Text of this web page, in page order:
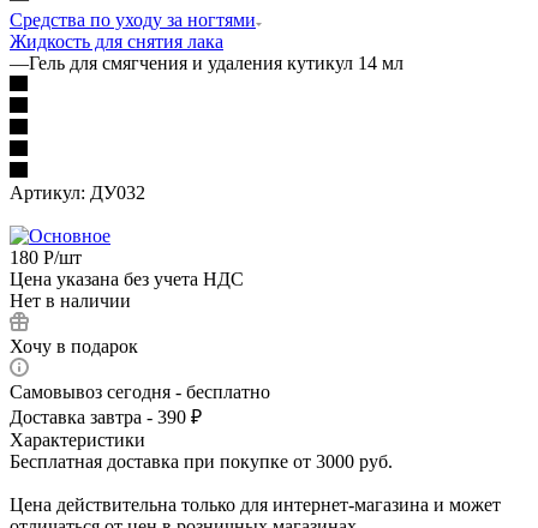
Средства по уходу за ногтями
Жидкость для снятия лака
—Гель для смягчения и удаления кутикул 14 мл
Артикул: ДУ032
180 Р/шт
Цена указана без учета НДС
Нет в наличии
Хочу в подарок
Самовывоз сегодня - бесплатно
Доставка завтра - 390 ₽
Характеристики
Бесплатная доставка при покупке от 3000 руб.
Цена действительна только для интернет-магазина и может